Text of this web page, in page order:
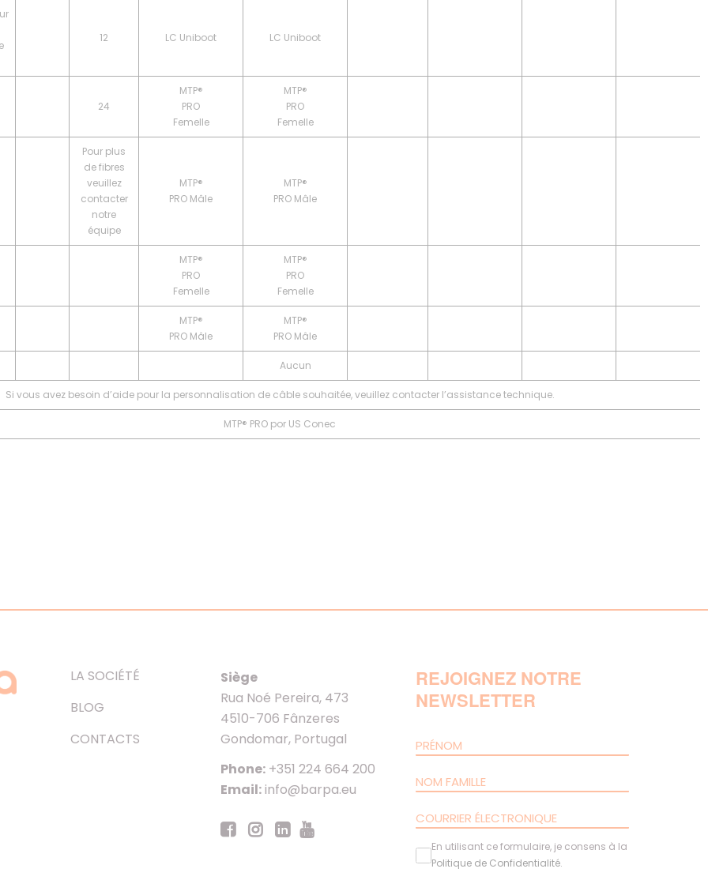
12 LC Uniboot LC Uniboot
24
MTP®
PRO
Femelle
MTP®
PRO
Femelle
Pour plus
de fibres
veuillez
contacter
notre
équipe
MTP®
PRO Mâle
MTP®
PRO Mâle
MTP®
PRO
Femelle
MTP®
PRO
Femelle
MTP®
PRO Mâle
MTP®
PRO Mâle
Aucun
Si vous avez besoin d’aide pour la personnalisation de câble souhaitée, veuillez contacter l’assistance technique.
MTP® PRO por US Conec
LA SOCIÉTÉ
BLOG
CONTACTS
Siège
Rua Noé Pereira, 473
4510-706 Fânzeres
Gondomar, Portugal
Phone:+351 224 664 200
Email:info@barpa.eu
REJOIGNEZ NOTRE
NEWSLETTER
En utilisant ce formulaire, je consens à la
Politique de Confidentialité.